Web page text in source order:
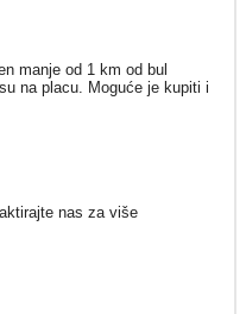
manje od 1 km od bul
na placu. Moguće je kupiti i
nas za više